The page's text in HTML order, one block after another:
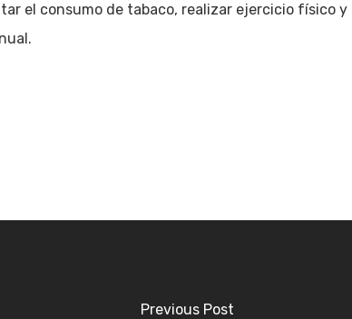
el consumo de tabaco, realizar ejercicio físico
Previous Post